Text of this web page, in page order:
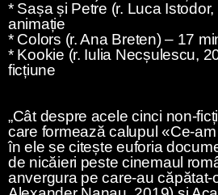
* Sașa și Petre (r. Luca
animație
* Colors (r. Ana Breten) – 17
* Kookie (r. Iulia Necșulescu,
ficțiune
„Cât despre acele cinci non-
care formează calupul «Ce-
în ele se citește euforia
de nicăieri peste cinemaul
anvergura pe care-au căpătat-